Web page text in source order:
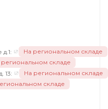
На региональном складе
региональном складе
13:
На региональном складе
складе